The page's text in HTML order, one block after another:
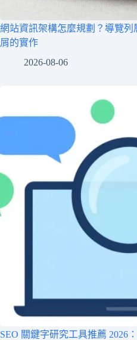
網站資訊架構怎麼規劃？導覽
屑的實作
2026-08-06
SEO 關鍵字研究工具推薦 2026